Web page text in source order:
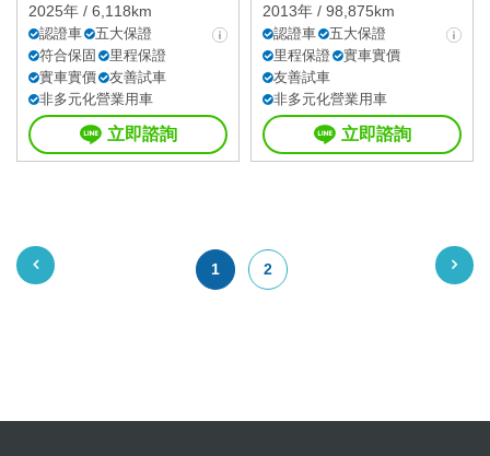
2025年 / 6,118km
認證車
五大保證
符合保固
里程保證
實車實價
友善試車
非多元化營業用車
立即諮詢
2013年 / 98,875km
認證車
五大保證
里程保證
實車實價
友善試車
非多元化營業用車
立即諮詢
1 2